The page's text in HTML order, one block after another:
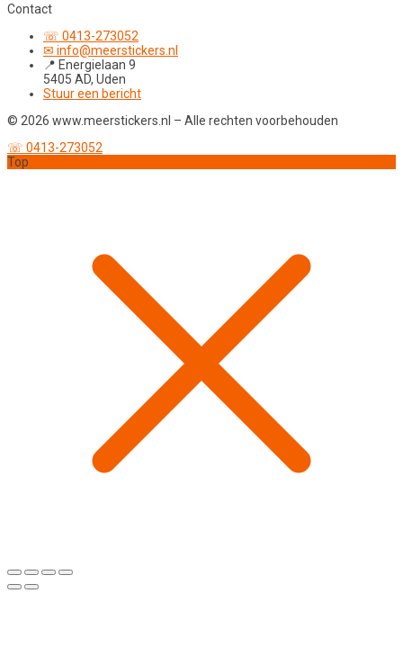
Contact
☏ 0413-273052
✉ info@meerstickers.nl
📍 Energielaan 9
5405 AD, Uden
Stuur een bericht
© 2026 www.meerstickers.nl – Alle rechten voorbehouden
☏ 0413-273052
Top